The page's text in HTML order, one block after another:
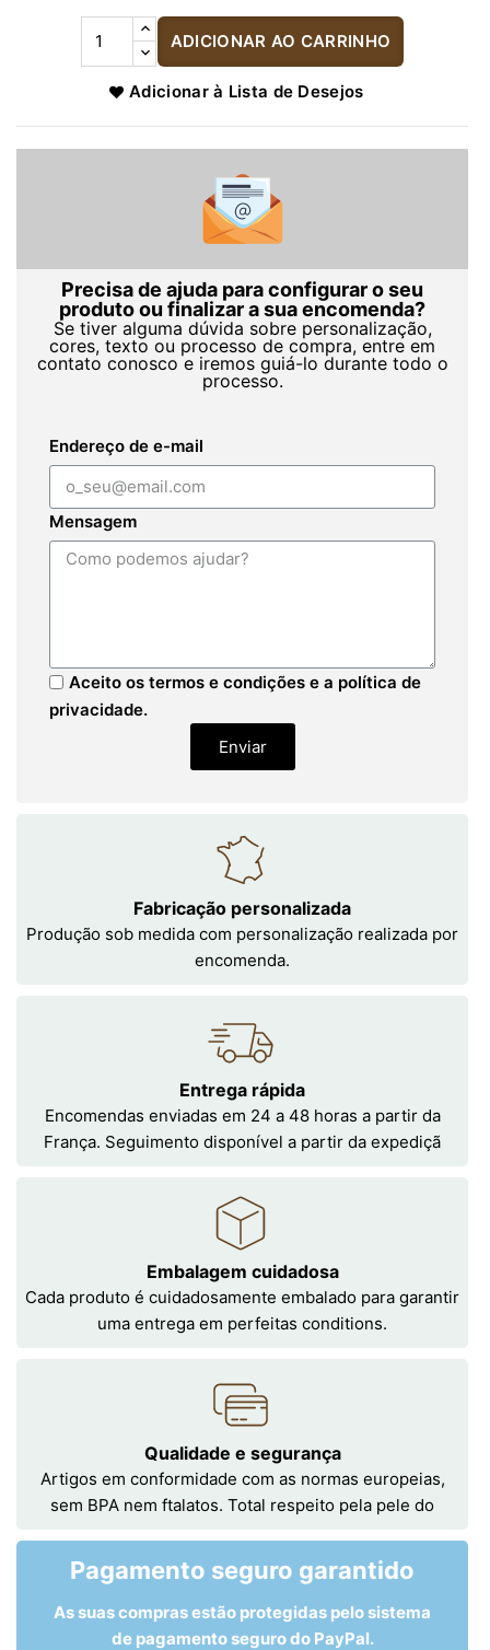
ADICIONAR AO CARRINHO
Adicionar à Lista de Desejos
Precisa de ajuda para configurar o seu
produto ou finalizar a sua encomenda?
Se tiver alguma dúvida sobre personalização,
cores, texto ou processo de compra, entre em
contato conosco e iremos guiá-lo durante todo o
processo.
Endereço de e-mail
Mensagem
Aceito os termos e condições e a política de
privacidade.
Enviar
Fabricação personalizada
Produção sob medida com personalização realizada por
encomenda.
Entrega rápida
Encomendas enviadas em 24 a 48 horas a partir da
França. Seguimento disponível a partir da expediçã
Embalagem cuidadosa
Cada produto é cuidadosamente embalado para garantir
uma entrega em perfeitas conditions.
Qualidade e segurança
Artigos em conformidade com as normas europeias,
sem BPA nem ftalatos. Total respeito pela pele do
Pagamento seguro garantido
As suas compras estão protegidas pelo sistema
de pagamento seguro do PayPal.